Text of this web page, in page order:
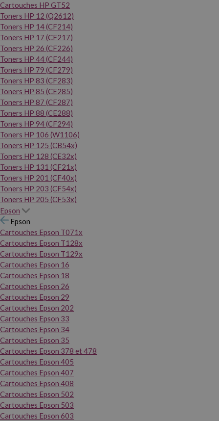
Cartouches HP GT52
Toners HP 12 (Q2612)
Toners HP 14 (CF214)
Toners HP 17 (CF217)
Toners HP 26 (CF226)
Toners HP 44 (CF244)
Toners HP 79 (CF279)
Toners HP 83 (CF283)
Toners HP 85 (CE285)
Toners HP 87 (CF287)
Toners HP 88 (CE288)
Toners HP 94 (CF294)
Toners HP 106 (W1106)
Toners HP 125 (CB54x)
Toners HP 128 (CE32x)
Toners HP 131 (CF21x)
Toners HP 201 (CF40x)
Toners HP 203 (CF54x)
Toners HP 205 (CF53x)
Epson
Epson
Cartouches Epson T071x
Cartouches Epson T128x
Cartouches Epson T129x
Cartouches Epson 16
Cartouches Epson 18
Cartouches Epson 26
Cartouches Epson 29
Cartouches Epson 202
Cartouches Epson 33
Cartouches Epson 34
Cartouches Epson 35
Cartouches Epson 378 et 478
Cartouches Epson 405
Cartouches Epson 407
Cartouches Epson 408
Cartouches Epson 502
Cartouches Epson 503
Cartouches Epson 603